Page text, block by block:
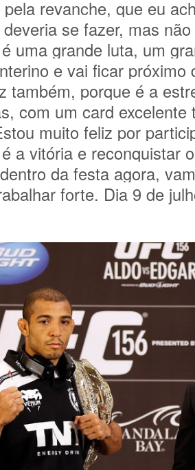
revanche, que eu
se fazer, mas
uma grande luta, um
e vai ficar próximo
também, porque é a
com um card
muito feliz por
a vitória e reconquistar
da festa agora,
forte. Dia 9 de